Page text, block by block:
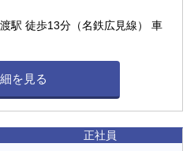
ーバケーション制度（夏季長期
大6連休が可能！ 他詳細は求人
駅 徒歩13分（名鉄広見線） 車
を見る
正社員